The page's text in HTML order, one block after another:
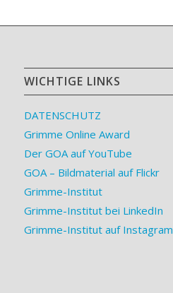
WICHTIGE LINKS
DATENSCHUTZ
Grimme Online Award
Der GOA auf YouTube
GOA – Bildmaterial auf Flickr
Grimme-Institut
Grimme-Institut bei LinkedIn
Grimme-Institut auf Instagram